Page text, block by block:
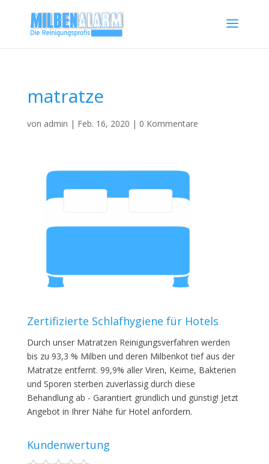
matratze
von admin | Feb. 16, 2020 | 0 Kommentare
Zertifizierte Schlafhygiene für Hotels
Durch unser Matratzen Reinigungsverfahren werden
bis zu 93,3 % Milben und deren Milbenkot tief aus der
Matratze entfernt. 99,9% aller Viren, Keime, Bakterien
und Sporen sterben zuverlässig durch diese
Behandlung ab - Garantiert gründlich und günstig! Jetzt
Angebot in Ihrer Nähe für Hotel anfordern.
Kundenwertung